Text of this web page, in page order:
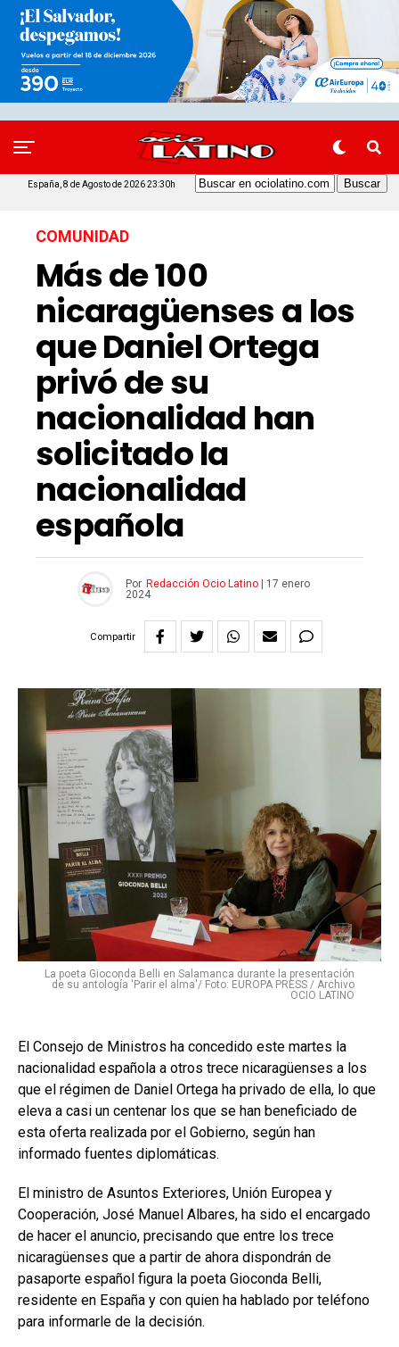
España, 8 de Agosto de 2026 23:30h
COMUNIDAD
Más de 100
nicaragüenses a los
que Daniel Ortega
privó de su
nacionalidad han
solicitado la
nacionalidad
española
Por Redacción Ocio Latino
17 enero
2024
Compartir
La poeta Gioconda Belli en Salamanca durante la presentación
de su antología 'Parir el alma'/ Foto: EUROPA PRESS / Archivo
OCIO LATINO
El Consejo de Ministros ha concedido este martes la
nacionalidad española a otros trece nicaragüenses a los
que el régimen de Daniel Ortega ha privado de ella, lo que
eleva a casi un centenar los que se han beneficiado de
esta oferta realizada por el Gobierno, según han
informado fuentes diplomáticas.
El ministro de Asuntos Exteriores, Unión Europea y
Cooperación, José Manuel Albares, ha sido el encargado
de hacer el anuncio, precisando que entre los trece
nicaragüenses que a partir de ahora dispondrán de
pasaporte español figura la poeta Gioconda Belli,
residente en España y con quien ha hablado por teléfono
para informarle de la decisión.